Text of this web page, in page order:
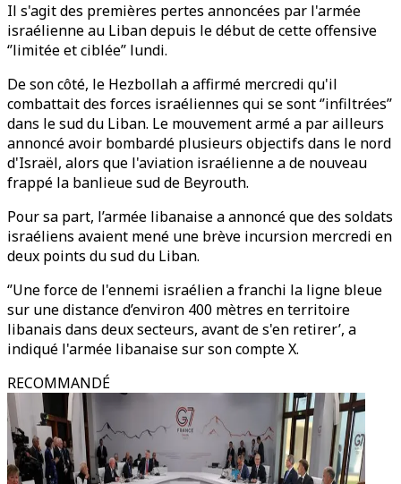
Il s'agit des premières pertes annoncées par l'armée
israélienne au Liban depuis le début de cette offensive
‘’limitée et ciblée’’ lundi.
De son côté, le Hezbollah a affirmé mercredi qu'il
combattait des forces israéliennes qui se sont ‘’infiltrées’’
dans le sud du Liban. Le mouvement armé a par ailleurs
annoncé avoir bombardé plusieurs objectifs dans le nord
d'Israël, alors que l'aviation israélienne a de nouveau
frappé la banlieue sud de Beyrouth.
Pour sa part, l’armée libanaise a annoncé que des soldats
israéliens avaient mené une brève incursion mercredi en
deux points du sud du Liban.
‘’Une force de l'ennemi israélien a franchi la ligne bleue
sur une distance d’environ 400 mètres en territoire
libanais dans deux secteurs, avant de s'en retirer’, a
indiqué l'armée libanaise sur son compte X.
RECOMMANDÉ